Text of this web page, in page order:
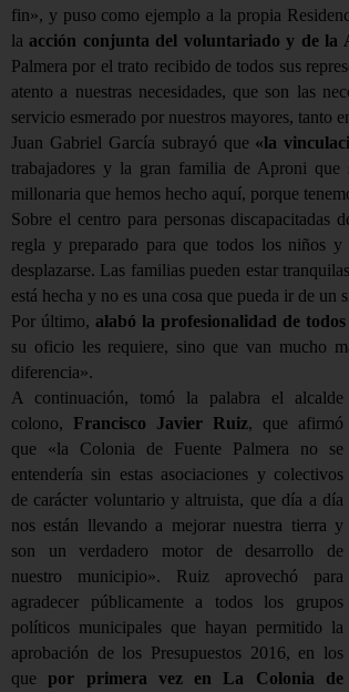
fin», y puso como ejemplo a la propia
la acción conjunta del voluntariado y de la
Palmera por el trato recibido de todos sus
atento a nuestras necesidades, que son las
servicio esmerado por nuestros mayores, tanto
Juan Gabriel García subrayó que «la
trabajadores y la gran familia de Aproni que
millonaria que hemos hecho aquí, porque
Sobre el centro para personas discapacitadas
regla y preparado para que todos los niños y
desplazarse. Las familias pueden estar
está hecha y no es una cosa que pueda ir de un
Por último, alabó la profesionalidad de
su oficio les requiere, sino que van mucho
diferencia».
A continuación, tomó la palabra el alcalde
colono, Francisco Javier Ruiz, que afirmó
que «la Colonia de Fuente Palmera no se
entendería sin estas asociaciones y colectivos
de carácter voluntario y altruista, que día a día
nos están llevando a mejorar nuestra tierra y
son un verdadero motor de desarrollo de
nuestro municipio». Ruiz aprovechó para
agradecer públicamente a todos los grupos
políticos municipales que hayan permitido la
aprobación de los Presupuestos 2016, en los
quepor primera vez en La Colonia de